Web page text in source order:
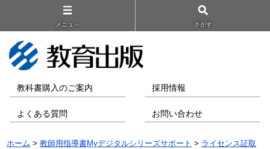
メニュ－ さがす
教科書購入のご案内 採用情報
よくある質問 お問い合わせ
ホーム >教師用指導書Myデジタルシリーズサポート > ライセンス証取